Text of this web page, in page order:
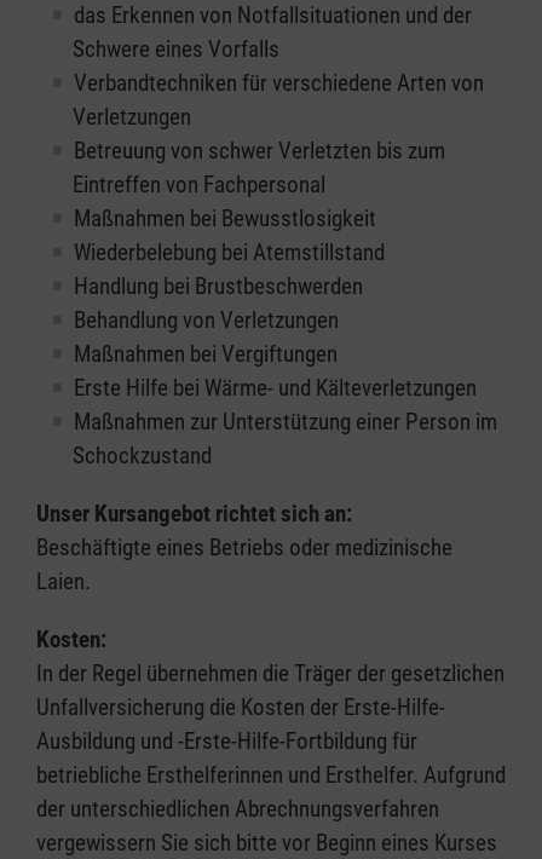
das Erkennen von Notfallsituationen und der
Schwere eines Vorfalls
Verbandtechniken für verschiedene Arten von
Verletzungen
Betreuung von schwer Verletzten bis zum
Eintreffen von Fachpersonal
Maßnahmen bei Bewusstlosigkeit
Wiederbelebung bei Atemstillstand
Handlung bei Brustbeschwerden
Behandlung von Verletzungen
Maßnahmen bei Vergiftungen
Erste Hilfe bei Wärme- und Kälteverletzungen
Maßnahmen zur Unterstützung einer Person im
Schockzustand
Unser Kursangebot richtet sich an:
Beschäftigte eines Betriebs oder medizinische
Laien.
Kosten:
In der Regel übernehmen die Träger der gesetzlichen
Unfallversicherung die Kosten der Erste-Hilfe-
Ausbildung und -Erste-Hilfe-Fortbildung für
betriebliche Ersthelferinnen und Ersthelfer. Aufgrund
der unterschiedlichen Abrechnungsverfahren
vergewissern Sie sich bitte vor Beginn eines Kurses